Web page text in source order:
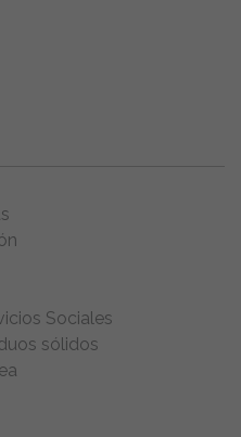
Sociales
sólidos